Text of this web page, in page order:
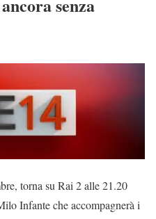
senza
torna su Rai 2 alle 21.20
Infante che accompagnerà i